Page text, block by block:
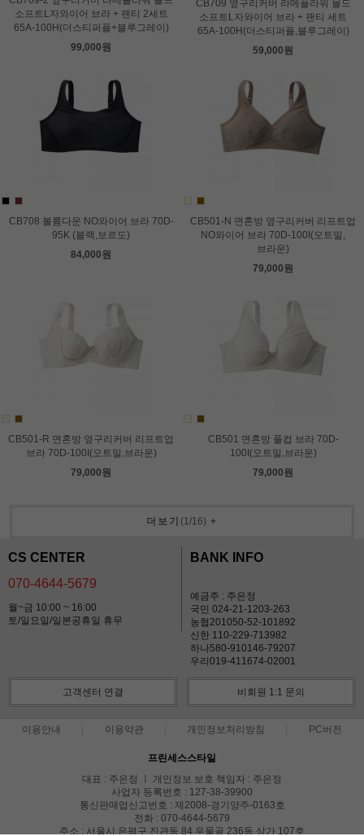
소프트L자와이어 브라 + 팬티 2세트
65A-100H(더스티퍼플+블루그레이)
99,000원
CB709 옆구리커버 라메플라워 몰드
소프트L자와이어 브라 + 팬티 세트
65A-100H(더스티퍼플,블루그레이)
59,000원
CB708 볼륨다운 NO와이어 브라 70D-
95K (블랙,보르도)
84,000원
CB501-N 면혼방 옆구리커버 리프트업
NO와이어 브라 70D-100I(오트밀,
브라운)
79,000원
CB501-R 면혼방 옆구리커버 리프트업
브라 70D-100I(오트밀,브라운)
79,000원
CB501 면혼방 풀컵 브라 70D-
100I(오트밀,브라운)
79,000원
더보기 (1/16) +
CS CENTER
070-4644-5679
월~금 10:00 ~ 16:00
토/일요일/일본공휴일 휴무
BANK INFO
예금주 : 주은정
국민 024-21-1203-263
농협201050-52-101892
신한 110-229-713982
하나580-910146-79207
우리019-411674-02001
고객센터 연결 비회원 1:1 문의
이용안내 이용약관 개인정보처리방침 PC버전
프린세스스타일
대표 : 주은정 ㅣ 개인정보 보호 책임자 : 주은정
사업자 등록번호 : 127-38-39900
통신판매업신고번호 : 제2008-경기양주-0163호
전화 : 070-4644-5679
주소 : 서울시 은평구 진관동 84 우물골 236동 상가 107호